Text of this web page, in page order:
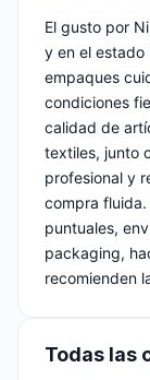
El gusto por
y en el
empaques
condiciones
calidad de
textiles, junto
profesional y
compra
puntuales,
packaging,
recomienden
Todas las